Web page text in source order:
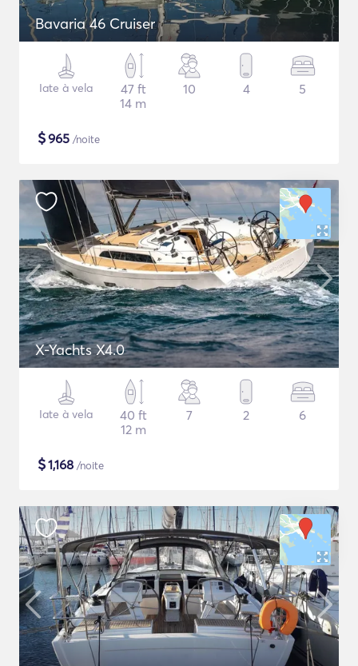
Bavaria 46 Cruiser
Iate à vela
47 ft
14 m
10 4 5
$965 /noite
X-Yachts X4.0
Iate à vela
40 ft
12 m
7 2 6
$1,168 /noite